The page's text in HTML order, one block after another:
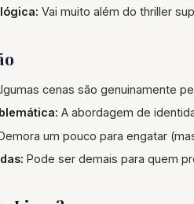
Vai muito além do thriller
cenas são genuinamente
A abordagem de
um pouco para engatar
Pode ser demais para quem